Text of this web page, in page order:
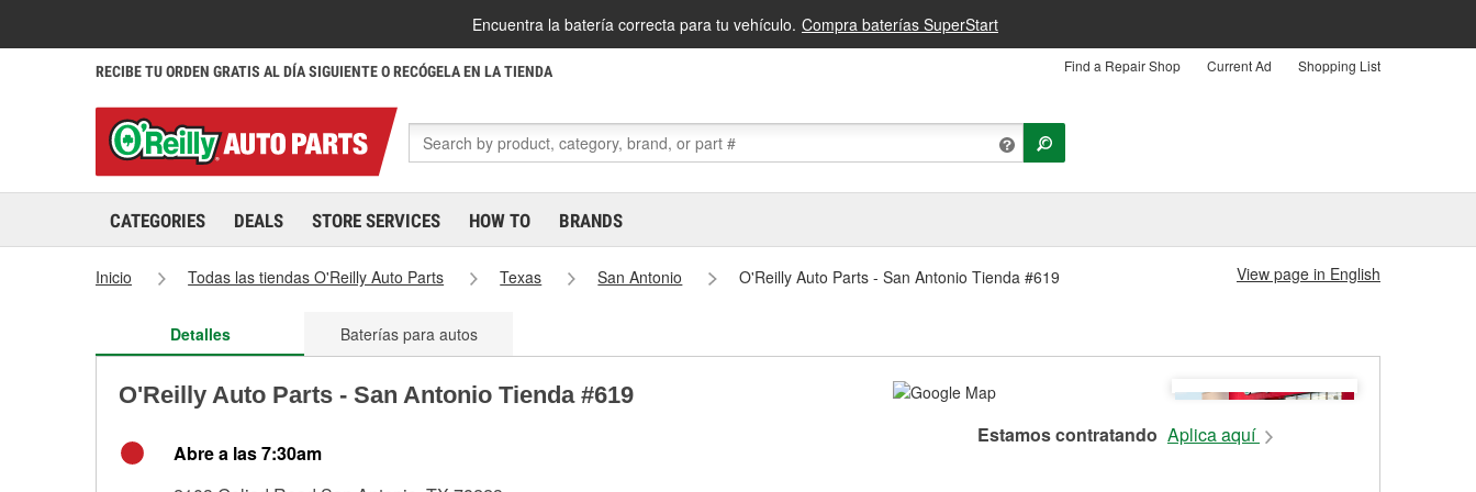
Encuentra la batería correcta para tu vehículo. Compra baterías SuperStart
RECIBE TU ORDEN GRATIS AL DÍA SIGUIENTE O RECÓGELA EN LA TIENDA Find a Repair Shop Current Ad Shopping List
CATEGORIES DEALS STORE SERVICES HOW TO BRANDS
Inicio Todas las tiendas O'Reilly Auto Parts Texas San Antonio O'Reilly Auto Parts - San Antonio Tienda #619 View page in English
Detalles Baterías para autos
O'Reilly Auto Parts - San Antonio Tienda #619
Abre a las 7:30am
Estamos contratando Aplica aquí